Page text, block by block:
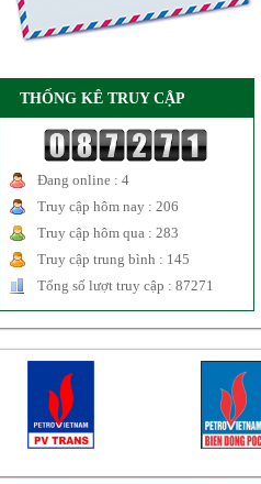
THỐNG KÊ TRUY CẬP
Đang online : 4
Truy cập hôm nay : 206
Truy cập hôm qua : 283
Truy cập trung bình : 145
Tổng số lượt truy cập : 87271